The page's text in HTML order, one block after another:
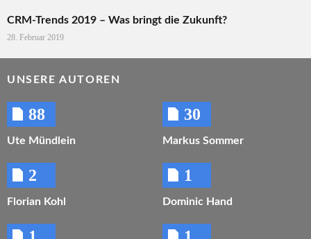
CRM-Trends 2019 – Was bringt die Zukunft?
28. Februar 2019
UNSERE AUTOREN
88
Ute Mündlein
30
Markus Sommer
2
Florian Kohl
1
Dominic Hand